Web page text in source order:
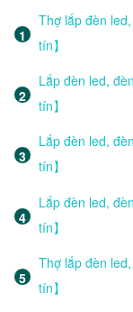
Thợ lắp đèn
tín】
Lắp đèn led,
tín】
Lắp đèn led,
tín】
Lắp đèn led,
tín】
Thợ lắp đèn
tín】